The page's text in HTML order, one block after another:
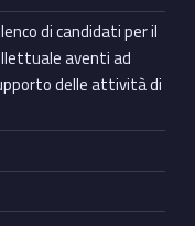
di candidati per il
aventi ad
delle attività di